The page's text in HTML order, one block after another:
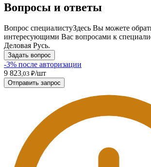
Вопросы и ответы
Вопрос специалистуЗдесь Вы можете
интересующими Вас вопросами к
Деловая Русь.
Задать вопрос
-3% после авторизации
9 823 ,03 ₽/шт
Отправить запрос